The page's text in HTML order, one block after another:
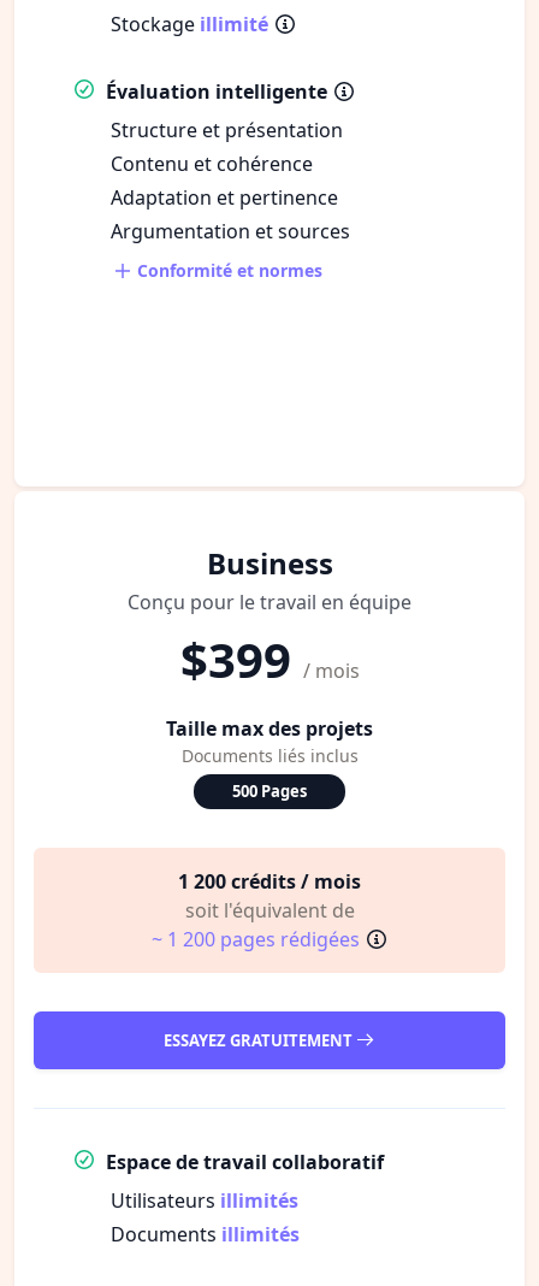
Stockage illimité
Évaluation intelligente
Structure et présentation
Contenu et cohérence
Adaptation et pertinence
Argumentation et sources
Conformité et normes
Business
Conçu pour le travail en équipe
$399 / mois
Taille max des projets
Documents liés inclus
500 Pages
1 200 crédits / mois
soit l'équivalent de
~ 1 200 pages rédigées
ESSAYEZ GRATUITEMENT
Espace de travail collaboratif
Utilisateurs illimités
Documents illimités